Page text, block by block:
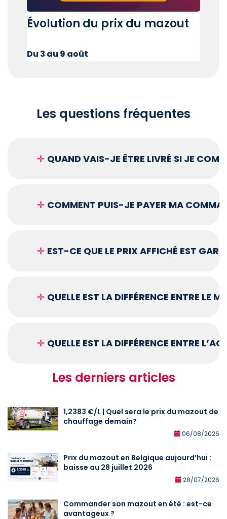
Évolution du prix du mazout
Du 3 au 9 août
Les questions fréquentes
✛ QUAND VAIS-JE ÊTRE LIVRÉ SI JE
✛ COMMENT PUIS-JE PAYER MA
✛ EST-CE QUE LE PRIX AFFICHÉ EST
✛ QUELLE EST LA DIFFÉRENCE ENTRE LE
✛ QUELLE EST LA DIFFÉRENCE ENTRE
Les derniers articles
1,2383 €/L | Quel sera le prix du mazout de
chauffage demain?
06/08/2026
Prix du mazout en Belgique aujourd’hui :
baisse au 28 juillet 2026
28/07/2026
Commander son mazout en été : est-ce
avantageux ?